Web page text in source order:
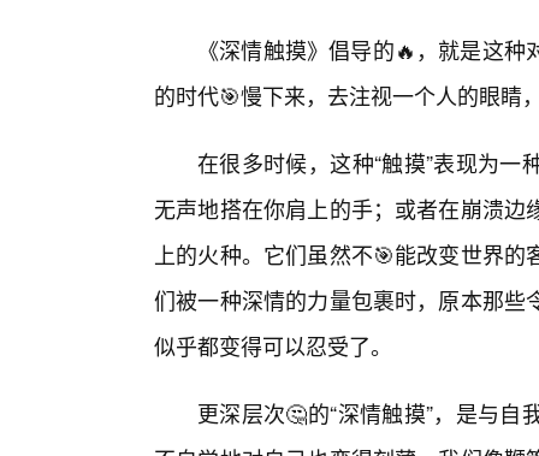
《深情触摸》倡导的🔥，就是这
的时代🎯慢下来，去注视一个人的眼睛
在很多时候，这种“触摸”表现为
无声地搭在你肩上的手；或者在崩溃
上的火种。它们虽然不🎯能改变世界
们被一种深情的力量包裹时，原本那
似乎都变得可以忍受了。
更深层次🤔的“深情触摸”，是与